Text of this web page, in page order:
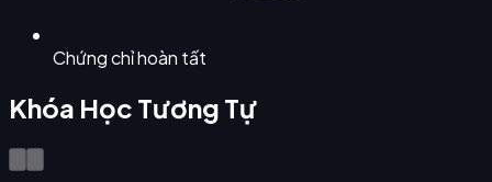
Chứng chỉ hoàn tất
Khóa Học Tương Tự